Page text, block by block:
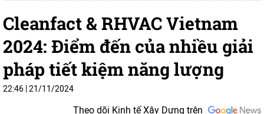
Cleanfact & RHVAC Vietnam
2024: Điểm đến của nhiều giải
pháp tiết kiệm năng lượng
22:46 21/11/2024
Theo dõi Kinh tế Xây Dựng trên